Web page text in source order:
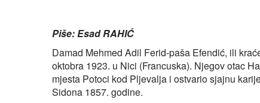
Piše: Esad RAHIĆ
Damad Mehmed Adil Ferid-paša Efendić, ili
oktobra 1923. u Nici (Francuska). Njegov otac
mjesta Potoci kod Pljevalja i ostvario sjajnu
Sidona 1857. godine.